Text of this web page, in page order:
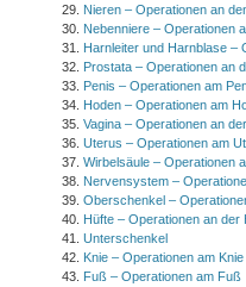
Nieren – Operationen an
Nebenniere – Operationen
Harnleiter und Harnblase –
Prostata – Operationen an
Penis – Operationen am
Hoden – Operationen am
Vagina – Operationen an
Uterus – Operationen am
Wirbelsäule – Operationen
Nervensystem –
Oberschenkel –
Hüfte – Operationen an der
Unterschenkel
Knie – Operationen am Knie
Fuß – Operationen am Fuß